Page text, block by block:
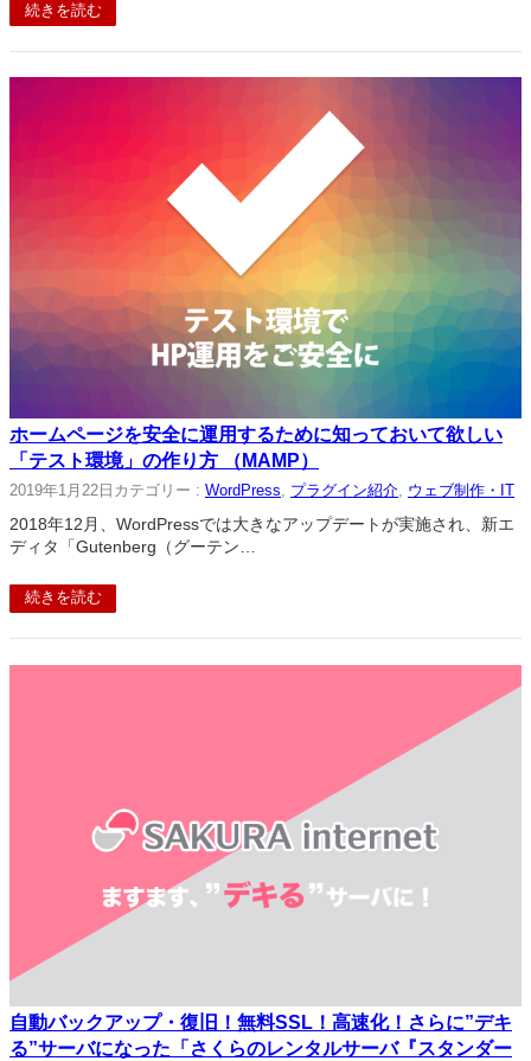
続きを読む
ホームページを安全に運用するために知っておいて欲しい
「テスト環境」の作り方 （MAMP）
2019年1月22日 カテゴリー : WordPress プラグイン紹介 ウェブ制作・IT
2018年12月、WordPressでは大きなアップデートが実施され、新エ
ディタ「Gutenberg（グーテン…
続きを読む
自動バックアップ・復旧！無料SSL！高速化！さらに”デキ
る”サーバになった「さくらのレンタルサーバ『スタンダー